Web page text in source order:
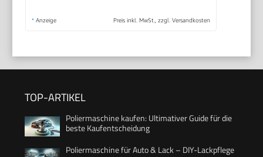
* Anzeige Preis inkl. MwSt., zzgl. Versandkosten
TOP-ARTIKEL
Poliermaschine kaufen: Ultimativer Guide für die
beste Kaufentscheidung
Poliermaschine für Auto & Lack – DIY-Lackpflege